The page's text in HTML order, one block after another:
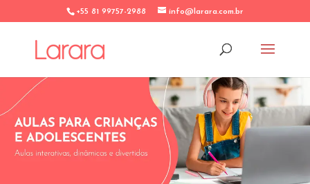
+55 81 99757-2988 info@larara.com.br